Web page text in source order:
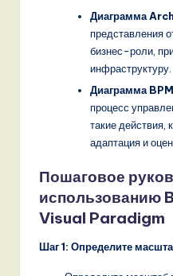
Диаграмма
представления
бизнес-роли,
инфраструктуру.
Диаграмма
процесс
такие действия,
адаптация и
Пошаговое
использованию
Visual Paradigm
Шаг 1: Определите